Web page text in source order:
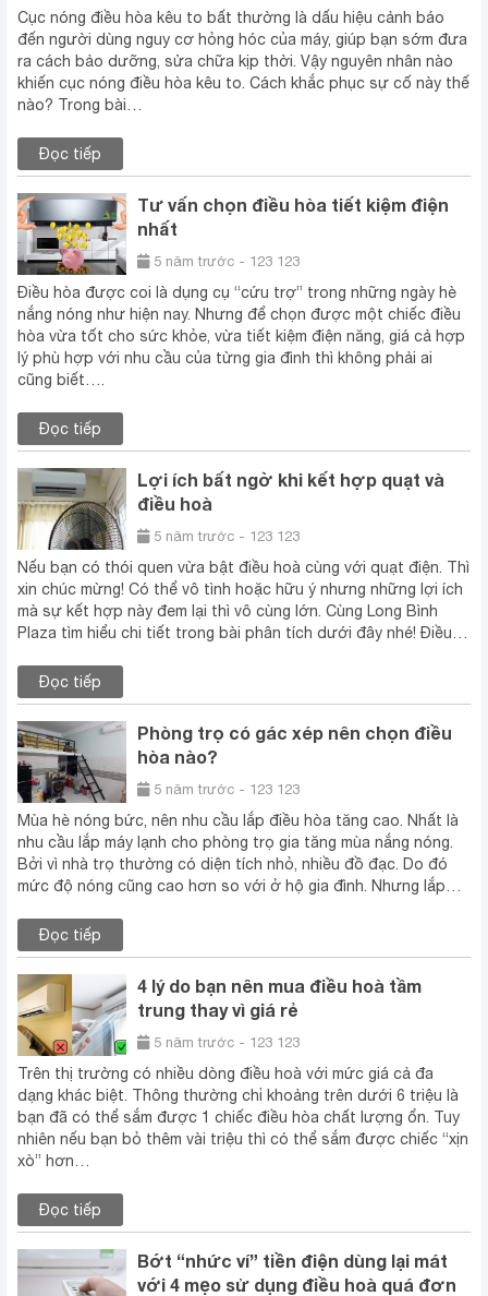
Cục nóng điều hòa kêu to bất thường là dấu hiệu cảnh báo
đến người dùng nguy cơ hỏng hóc của máy, giúp bạn sớm đưa
ra cách bảo dưỡng, sửa chữa kịp thời. Vậy nguyên nhân nào
khiến cục nóng điều hòa kêu to. Cách khắc phục sự cố này thế
nào? Trong bài…
Đọc tiếp
Tư vấn chọn điều hòa tiết kiệm điện
nhất
5 năm trước - 123 123
Điều hòa được coi là dụng cụ “cứu trợ” trong những ngày hè
nắng nóng như hiện nay. Nhưng để chọn được một chiếc điều
hòa vừa tốt cho sức khỏe, vừa tiết kiệm điện năng, giá cả hợp
lý phù hợp với nhu cầu của từng gia đình thì không phải ai
cũng biết….
Đọc tiếp
Lợi ích bất ngờ khi kết hợp quạt và
điều hoà
5 năm trước - 123 123
Nếu bạn có thói quen vừa bật điều hoà cùng với quạt điện. Thì
xin chúc mừng! Có thể vô tình hoặc hữu ý nhưng những lợi ích
mà sự kết hợp này đem lại thì vô cùng lớn. Cùng Long Bình
Plaza tìm hiểu chi tiết trong bài phân tích dưới đây nhé! Điều…
Đọc tiếp
Phòng trọ có gác xép nên chọn điều
hòa nào?
5 năm trước - 123 123
Mùa hè nóng bức, nên nhu cầu lắp điều hòa tăng cao. Nhất là
nhu cầu lắp máy lạnh cho phòng trọ gia tăng mùa nắng nóng.
Bởi vì nhà trọ thường có diện tích nhỏ, nhiều đồ đạc. Do đó
mức độ nóng cũng cao hơn so với ở hộ gia đình. Nhưng lắp…
Đọc tiếp
4 lý do bạn nên mua điều hoà tầm
trung thay vì giá rẻ
5 năm trước - 123 123
Trên thị trường có nhiều dòng điều hoà với mức giá cả đa
dạng khác biệt. Thông thường chỉ khoảng trên dưới 6 triệu là
bạn đã có thể sắm được 1 chiếc điều hòa chất lượng ổn. Tuy
nhiên nếu bạn bỏ thêm vài triệu thì có thể sắm được chiếc “xịn
xò” hơn…
Đọc tiếp
Bớt “nhức ví” tiền điện dùng lại mát
với 4 mẹo sử dụng điều hoà quá đơn